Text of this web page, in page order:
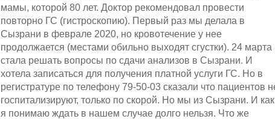
все плановые операции и госпитализации отменены
до особого распоряжения Министерства
здравоохранения. Приём пациентов происходит по
скорой.
С уважением, менеджер сервиса "вопрос-ответ
мамы, которой 80 лет. Доктор рекомендовал провести
повторно ГС (гистроскопию). Первый раз мы делала в
Сызрани в феврале 2020, но кровотечение у нее
продолжается (местами обильно выходят сгустки). 24 марта
стала решать вопросы по сдачи анализов в Сызрани. И
хотела записаться для получения платной услуги ГС. Но в
регистратуре по телефону 79-50-03 сказали что пациентов
госпитализируют, только по скорой. Но мы из Сызрани. И как
я понимаю ждать в нашем случае долго нельзя. Что же